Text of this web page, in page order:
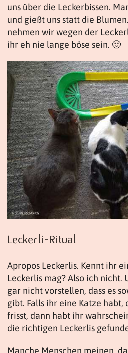
uns über die Leckerbissen.
und gießt uns statt die
nehmen wir wegen der
ihr eh nie lange böse sein. 🙂
Leckerli-Ritual
Apropos Leckerlis. Kennt ihr
Leckerlis mag? Also ich nicht.
gar nicht vorstellen, dass es
gibt. Falls ihr eine Katze habt,
frisst, dann habt ihr
die richtigen Leckerlis
Manche Menschen meinen,